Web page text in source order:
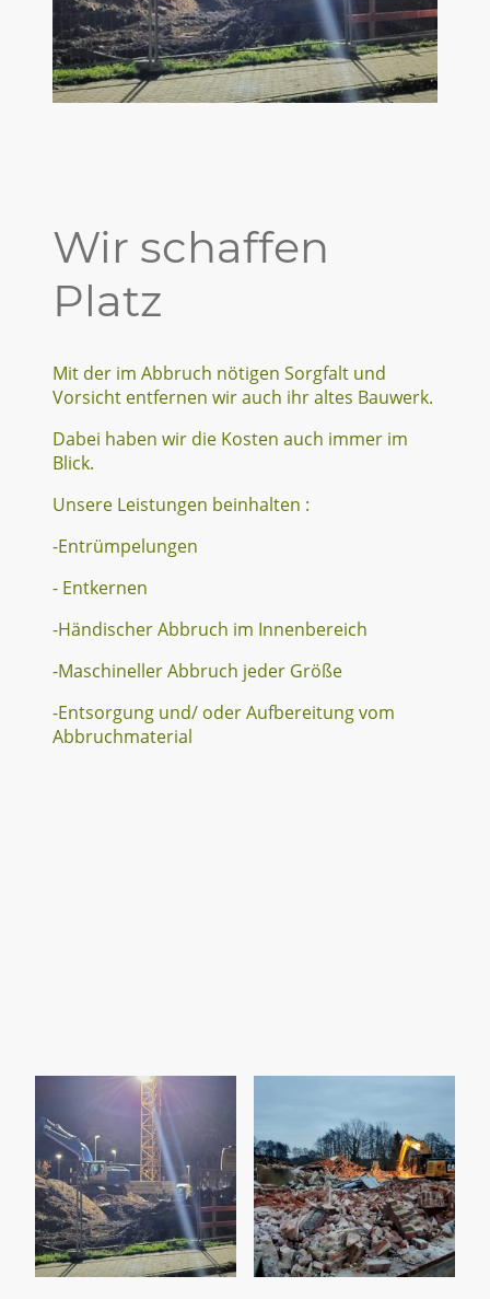
Wir schaffen
Platz
Mit der im Abbruch nötigen Sorgfalt und
Vorsicht entfernen wir auch ihr altes Bauwerk.
Dabei haben wir die Kosten auch immer im
Blick.
Unsere Leistungen beinhalten :
-Entrümpelungen
- Entkernen
-Händischer Abbruch im Innenbereich
-Maschineller Abbruch jeder Größe
-Entsorgung und/ oder Aufbereitung vom
Abbruchmaterial